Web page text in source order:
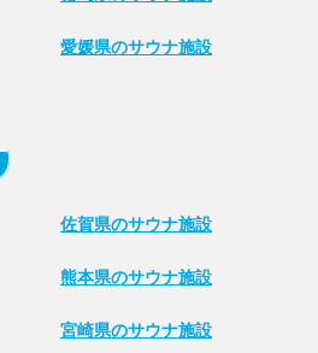
愛媛県のサウナ施設
佐賀県のサウナ施設
熊本県のサウナ施設
宮崎県のサウナ施設